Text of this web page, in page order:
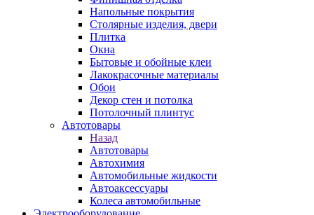
Напольные покрытия
Столярные изделия, двери
Плитка
Окна
Бытовые и обойные клеи
Лакокрасочные материалы
Обои
Декор стен и потолка
Потолочный плинтус
Автотовары
Назад
Автотовары
Автохимия
Автомобильные жидкости
Автоаксессуары
Колеса автомобильные